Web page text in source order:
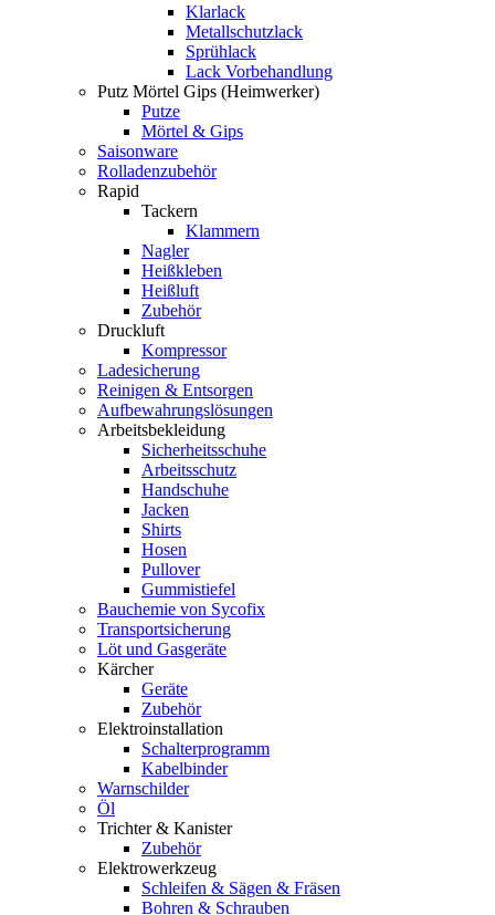
Klarlack
Metallschutzlack
Sprühlack
Lack Vorbehandlung
Putz Mörtel Gips (Heimwerker)
Putze
Mörtel & Gips
Saisonware
Rolladenzubehör
Rapid
Tackern
Klammern
Nagler
Heißkleben
Heißluft
Zubehör
Druckluft
Kompressor
Ladesicherung
Reinigen & Entsorgen
Aufbewahrungslösungen
Arbeitsbekleidung
Sicherheitsschuhe
Arbeitsschutz
Handschuhe
Jacken
Shirts
Hosen
Pullover
Gummistiefel
Bauchemie von Sycofix
Transportsicherung
Löt und Gasgeräte
Kärcher
Geräte
Zubehör
Elektroinstallation
Schalterprogramm
Kabelbinder
Warnschilder
Öl
Trichter & Kanister
Zubehör
Elektrowerkzeug
Schleifen & Sägen & Fräsen
Bohren & Schrauben